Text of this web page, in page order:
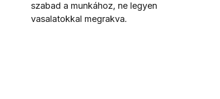
szabad a munkához, ne legyen
vasalatokkal megrakva.